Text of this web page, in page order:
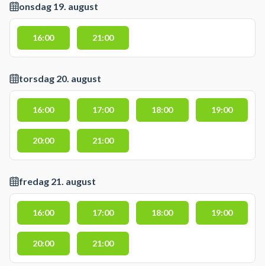
onsdag 19. august
16:00 21:00
torsdag 20. august
16:00 17:00 18:00 19:00
20:00 21:00
fredag 21. august
16:00 17:00 18:00 19:00
20:00 21:00